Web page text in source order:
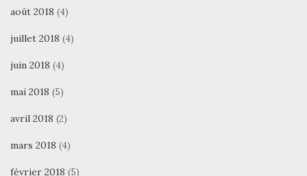
août 2018 (4)
juillet 2018 (4)
juin 2018 (4)
mai 2018 (5)
avril 2018 (2)
mars 2018 (4)
février 2018 (5)